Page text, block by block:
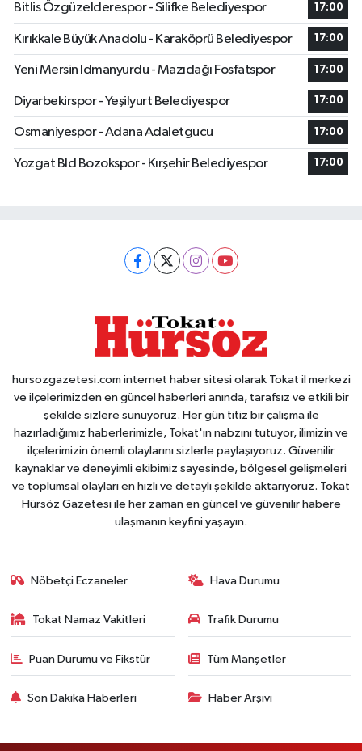
Bitlis Özgüzelderespor - Silifke Belediyespor 17:00
Kırıkkale Büyük Anadolu - Karaköprü Belediyespor 17:00
Yeni Mersin Idmanyurdu - Mazıdağı Fosfatspor 17:00
Diyarbekirspor - Yeşilyurt Belediyespor 17:00
Osmaniyespor - Adana Adaletgucu 17:00
Yozgat Bld Bozokspor - Kırşehir Belediyespor 17:00
hursozgazetesi.com internet haber sitesi olarak Tokat il merkezi
ve ilçelerimizden en güncel haberleri anında, tarafsız ve etkili bir
şekilde sizlere sunuyoruz. Her gün titiz bir çalışma ile
hazırladığımız haberlerimizle, Tokat'ın nabzını tutuyor, ilimizin ve
ilçelerimizin önemli olaylarını sizlerle paylaşıyoruz. Güvenilir
kaynaklar ve deneyimli ekibimiz sayesinde, bölgesel gelişmeleri
ve toplumsal olayları en hızlı ve detaylı şekilde aktarıyoruz. Tokat
Hürsöz Gazetesi ile her zaman en güncel ve güvenilir habere
ulaşmanın keyfini yaşayın.
Nöbetçi Eczaneler Hava Durumu
Tokat Namaz Vakitleri Trafik Durumu
Puan Durumu ve Fikstür Tüm Manşetler
Son Dakika Haberleri Haber Arşivi